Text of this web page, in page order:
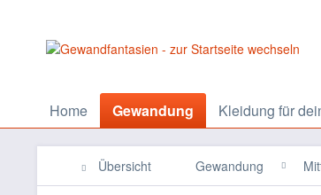
Home Gewandung Kleidung für
Übersicht Gewandung